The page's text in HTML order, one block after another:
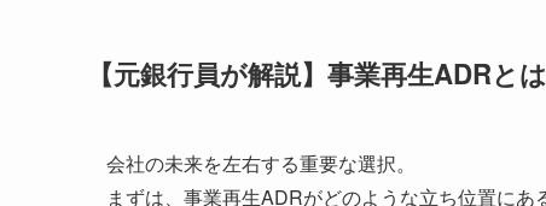
【元銀行員が解説】事業再生ADRと
会社の未来を左右する重要な選択。
まずは、事業再生ADRがどのような立ち位置にあ